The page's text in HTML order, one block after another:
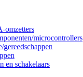
omzetters
microcontrollers
gereedschappen
en schakelaars